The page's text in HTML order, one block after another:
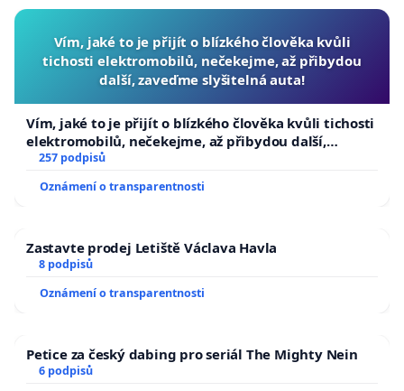
Vím, jaké to je přijít o blízkého člověka kvůli
tichosti elektromobilů, nečekejme, až přibydou
další, zaveďme slyšitelná auta!
Vím, jaké to je přijít o blízkého člověka kvůli tichosti
elektromobilů, nečekejme, až přibydou další,
zaveďme slyšitelná auta!
257 podpisů
Oznámení o transparentnosti
Zastavte prodej Letiště Václava Havla
8 podpisů
Oznámení o transparentnosti
Petice za český dabing pro seriál The Mighty Nein
6 podpisů